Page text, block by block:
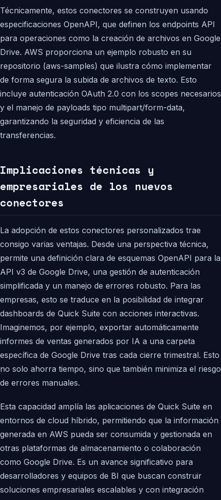
Técnicamente, estos conectores se construyen usando
especificaciones OpenAPI, que definen los endpoints API
para operaciones como la creación de archivos en Google
Drive. AWS proporciona un ejemplo robusto en su
repositorio (aws-samples) que ilustra cómo implementar
de forma segura la subida de archivos de texto. Esto
incluye autenticación OAuth 2.0 con los scopes necesarios
y el manejo de payloads tipo multipart/form-data,
garantizando la seguridad y eficiencia de las
transferencias.
Implicaciones técnicas y
empresariales de los nuevos
conectores
La adopción de estos conectores personalizados trae
consigo varias ventajas. Desde una perspectiva técnica,
permite una definición clara de esquemas OpenAPI para la
API v3 de Google Drive, una gestión de autenticación
simplificada y un manejo de errores robusto. Para las
empresas, esto se traduce en la posibilidad de integrar
dashboards de Quick Suite con acciones interactivas.
Imaginemos, por ejemplo, exportar automáticamente
informes de ventas generados por IA a una carpeta
específica de Google Drive tras cada cierre trimestral. Esto
no solo ahorra tiempo, sino que también minimiza el riesgo
de errores manuales.
Esta capacidad amplía las aplicaciones de Quick Suite en
entornos de cloud híbrido, permitiendo que la información
generada en AWS pueda ser consumida y gestionada en
otras plataformas de almacenamiento o colaboración
como Google Drive. Es un avance significativo para
desarrolladores y equipos de BI que buscan construir
soluciones empresariales escalables y con integración